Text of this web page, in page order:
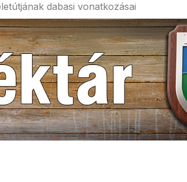
dabasi vonatkozásai